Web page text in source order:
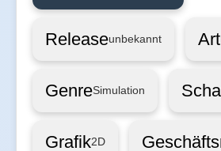
Releaseunbekannt Art
GenreSimulation
Grafik2D